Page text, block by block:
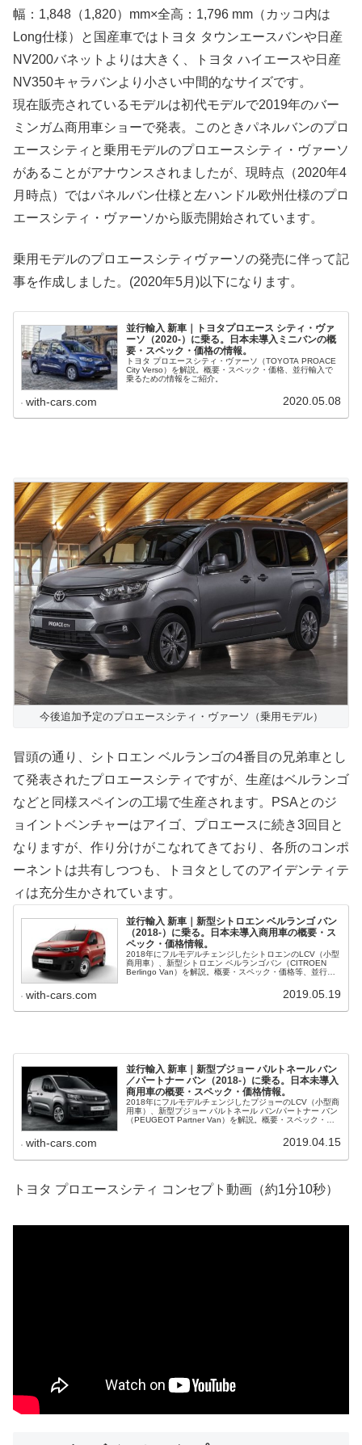
幅：1,848（1,820）mm×全高：1,796 mm（カッコ内は
Long仕様）と国産車ではトヨタ タウンエースバンや日産
NV200バネットよりは大きく、トヨタ ハイエースや日産
NV350キャラバンより小さい中間的なサイズです。
現在販売されているモデルは初代モデルで2019年のバー
ミンガム商用車ショーで発表。このときパネルバンのプロ
エースシティと乗用モデルのプロエースシティ・ヴァーソ
があることがアナウンスされましたが、現時点（2020年4
月時点）ではパネルバン仕様と左ハンドル欧州仕様のプロ
エースシティ・ヴァーソから販売開始されています。
乗用モデルのプロエースシティヴァーソの発売に伴って記
事を作成しました。(2020年5月)以下になります。
並行輸入 新車｜トヨタプロエース シティ・ヴァ
ーソ（2020-）に乗る。日本未導入ミニバンの概
要・スペック・価格の情報。
トヨタ プロエースシティ・ヴァーソ（TOYOTA PROACE
City Verso）を解説。概要・スペック・価格、並行輸入で
乗るための情報をご紹介。
with-cars.com 2020.05.08
今後追加予定のプロエースシティ・ヴァーソ（乗用モデル）
冒頭の通り、シトロエン ベルランゴの4番目の兄弟車とし
て発表されたプロエースシティですが、生産はベルランゴ
などと同様スペインの工場で生産されます。PSAとのジ
ョイントベンチャーはアイゴ、プロエースに続き3回目と
なりますが、作り分けがこなれてきており、各所のコンポ
ーネントは共有しつつも、トヨタとしてのアイデンティテ
ィは充分生かされています。
並行輸入 新車｜新型シトロエン ベルランゴ バン
（2018-）に乗る。日本未導入商用車の概要・ス
ペック・価格情報。
2018年にフルモデルチェンジしたシトロエンのLCV（小型
商用車）、新型シトロエン ベルランゴバン（CITROEN
Berlingo Van）を解説。概要・スペック・価格等、並行輸
with-cars.com 2019.05.19
並行輸入 新車｜新型プジョー パルトネール バン
／パートナー バン（2018-）に乗る。日本未導入
商用車の概要・スペック・価格情報。
2018年にフルモデルチェンジしたプジョーのLCV（小型商
用車）、新型プジョー パルトネール バン/パートナー バン
（PEUGEOT Partner Van）を解説。概要・スペック・価
with-cars.com 2019.04.15
トヨタ プロエースシティ コンセプト動画（約1分10秒）